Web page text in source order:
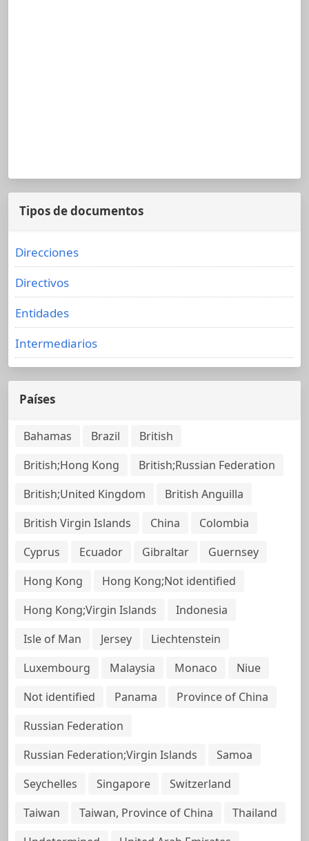
Tipos de documentos
Direcciones
Directivos
Entidades
Intermediarios
Países
Bahamas Brazil
British
British;Hong Kong
British;Russian Federation
British;United Kingdom
British Anguilla
British Virgin Islands
China
Colombia
Cyprus
Ecuador Gibraltar
Guernsey
Hong Kong
Hong Kong;Not identified
Hong Kong;Virgin Islands
Indonesia
Isle of Man
Jersey
Liechtenstein
Luxembourg
Malaysia Monaco
Niue
Not identified
Panama
Province of China
Russian Federation
Russian Federation;Virgin Islands
Samoa
Seychelles
Singapore
Switzerland
Taiwan
Taiwan, Province of China
Thailand